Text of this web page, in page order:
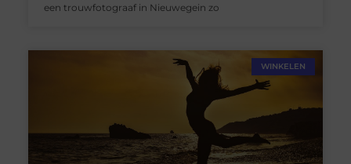
een trouwfotograaf in Nieuwegein zo
WINKELEN